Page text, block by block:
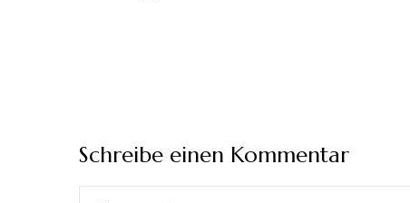
Schreibe einen Kommentar